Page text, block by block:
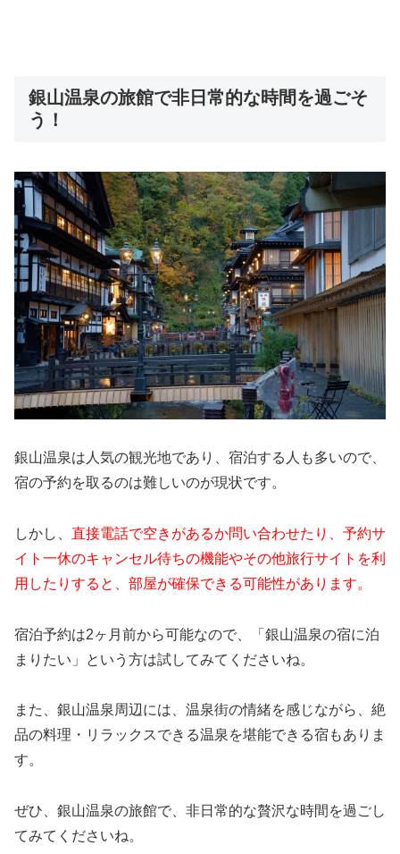
銀山温泉の旅館で非日常的な時間を過ごそ
う！
銀山温泉は人気の観光地であり、宿泊する人も多いので、
宿の予約を取るのは難しいのが現状です。
しかし、 直接電話で空きがあるか問い合わせたり、予約サ
イト一休のキャンセル待ちの機能やその他旅行サイトを利
用したりすると、部屋が確保できる可能性があります。
宿泊予約は2ヶ月前から可能なので、「銀山温泉の宿に泊
まりたい」という方は試してみてくださいね。
また、銀山温泉周辺には、温泉街の情緒を感じながら、絶
品の料理・リラックスできる温泉を堪能できる宿もありま
す。
ぜひ、銀山温泉の旅館で、非日常的な贅沢な時間を過ごし
てみてくださいね。